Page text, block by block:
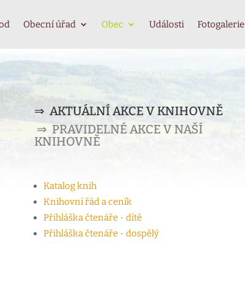
Obecní úřad Obec Události Fotogalerie
⇒ AKTUÁLNÍ AKCE V KNIHOVNĚ
⇒ PRAVIDELNÉ AKCE V NAŠÍ
KNIHOVNĚ
Katalog knih
Knihovní řád a ceník
Přihláška čtenáře - dítě
Přihláška čtenáře - dospělý